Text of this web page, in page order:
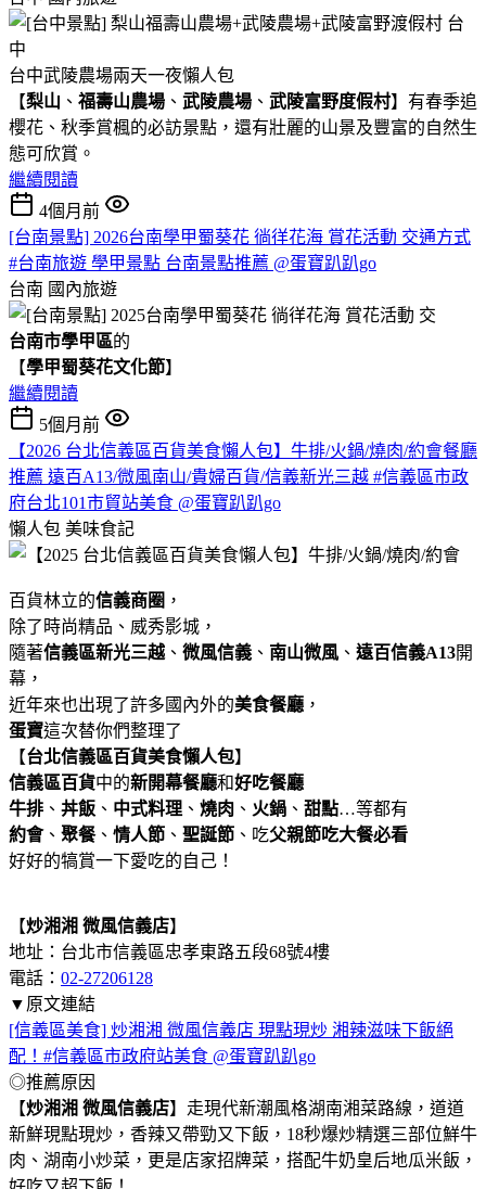
台中武陵農場兩天一夜懶人包
【梨山 、 福壽山農場 、 武陵農場 、 武陵富野度假村】有春季追
櫻花、秋季賞楓的必訪景點，還有壯麗的山景及豐富的自然生
態可欣賞。
繼續閱讀
4個月前
[台南景點] 2026台南學甲蜀葵花 徜徉花海 賞花活動 交通方式
#台南旅遊 學甲景點 台南景點推薦 @蛋寶趴趴go
台南 國內旅遊
台南市學甲區的
【學甲蜀葵花文化節】
繼續閱讀
5個月前
【2026 台北信義區百貨美食懶人包】牛排/火鍋/燒肉/約會餐廳
推薦 遠百A13/微風南山/貴婦百貨/信義新光三越 #信義區市政
府台北101市貿站美食 @蛋寶趴趴go
懶人包 美味食記
百貨林立的信義商圈 ，
除了時尚精品、威秀影城，
隨著信義區新光三越 、 微風信義 、 南山微風 、 遠百信義A13開
幕，
近年來也出現了許多國內外的美食餐廳 ，
蛋寶這次替你們整理了
【台北信義區百貨美食懶人包】
信義區百貨中的新開幕餐廳和好吃餐廳
牛排 、 丼飯 、 中式料理 、 燒肉 、 火鍋 、 甜點…等都有
約會、 聚餐、 情人節 、 聖誕節 、吃父親節吃大餐必看
好好的犒賞一下愛吃的自己！
【炒湘湘 微風信義店】
地址：台北市信義區忠孝東路五段68號4樓
電話： 02-27206128
▼原文連結
[信義區美食] 炒湘湘 微風信義店 現點現炒 湘辣滋味下飯絕
配！#信義區市政府站美食 @蛋寶趴趴go
◎推薦原因
【炒湘湘 微風信義店】走現代新潮風格湖南湘菜路線，道道
新鮮現點現炒，香辣又帶勁又下飯，18秒爆炒精選三部位鮮牛
肉、湖南小炒菜，更是店家招牌菜，搭配牛奶皇后地瓜米飯，